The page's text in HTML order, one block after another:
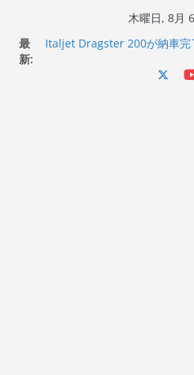
木曜日, 8月
最
新:
Italjet Dragster 200が納車完